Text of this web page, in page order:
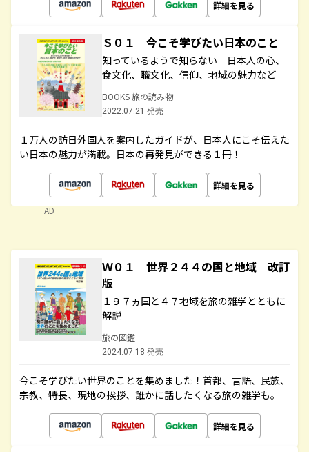
詳細を見る
Ｓ０１ 今こそ学びたい日本のこと
知っているようで知らない 日本人の心、
食文化、職文化、信仰、地域の魅力など
BOOKS 旅の読み物
2022.07.21 発売
１万人の訪日外国人を案内したガイドが、日本人にこそ伝えた
い日本の魅力が満載。日本の再発見ができる１冊！
詳細を見る
AD
Ｗ０１ 世界２４４の国と地域 改訂
版
１９７ヵ国と４７地域を旅の雑学とともに
解説
旅の図鑑
2024.07.18 発売
今こそ学びたい世界のことを集めました！首都、言語、民族、
宗教、特長、現地の挨拶、誰かに話したくなる旅の雑学も。
詳細を見る